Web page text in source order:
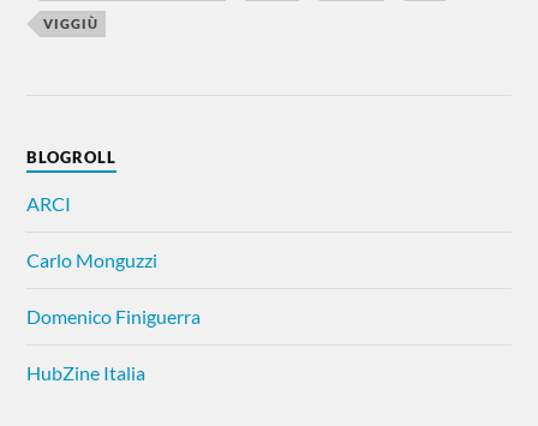
VIGGIÙ
BLOGROLL
ARCI
Carlo Monguzzi
Domenico Finiguerra
HubZine Italia